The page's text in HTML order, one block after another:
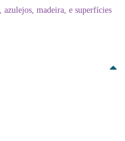
azulejos, madeira, e superfícies